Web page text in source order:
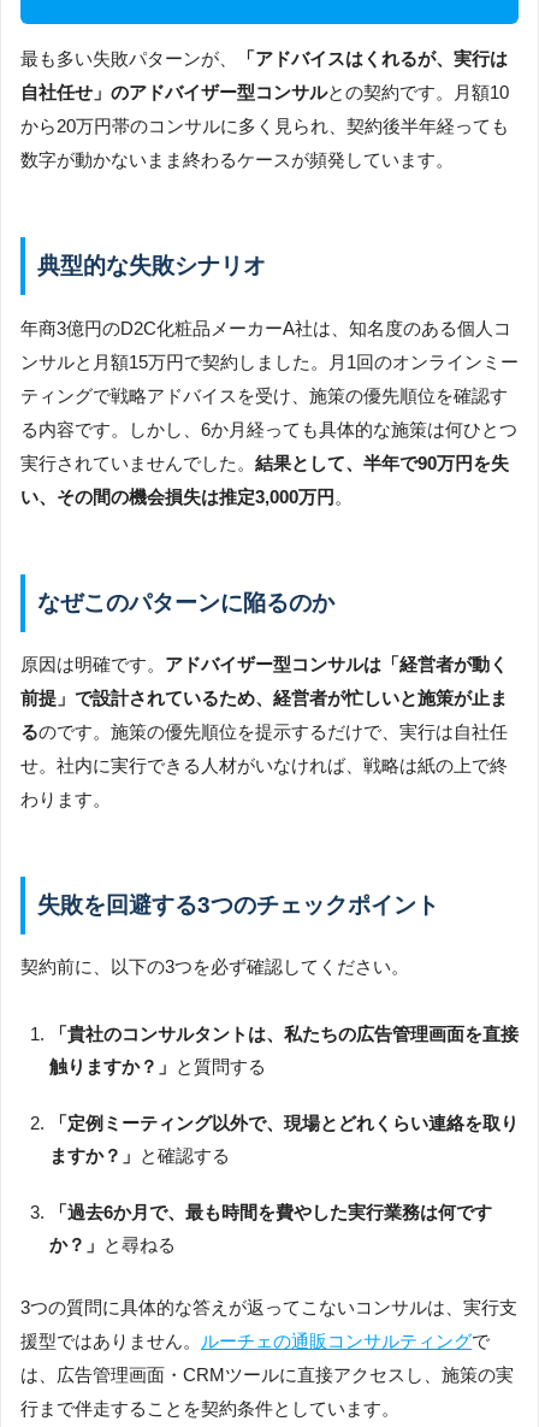
最も多い失敗パターンが、
「アドバイスはくれるが、実行は
自社任せ」のアドバイザー型コンサルとの契約です。月額10
から20万円帯のコンサルに多く見られ、契約後半年経っても
数字が動かないまま終わるケースが頻発しています。
典型的な失敗シナリオ
年商3億円のD2C化粧品メーカーA社は、知名度のある個人コ
ンサルと月額15万円で契約しました。月1回のオンラインミー
ティングで戦略アドバイスを受け、施策の優先順位を確認す
る内容です。しかし、6か月経っても具体的な施策は何ひとつ
実行されていませんでした。 結果として、半年で90万円を失
い、その間の機会損失は推定3,000万円 。
なぜこのパターンに陥るのか
原因は明確です。 アドバイザー型コンサルは「経営者が動く
前提」で設計されているため、経営者が忙しいと施策が止ま
るのです。施策の優先順位を提示するだけで、実行は自社任
せ。社内に実行できる人材がいなければ、戦略は紙の上で終
わります。
失敗を回避する3つのチェックポイント
契約前に、以下の3つを必ず確認してください。
「貴社のコンサルタントは、私たちの広告管理画面を直接
触りますか？」 と質問する
「定例ミーティング以外で、現場とどれくらい連絡を取り
ますか？」 と確認する
「過去6か月で、最も時間を費やした実行業務は何です
か？」 と尋ねる
3つの質問に具体的な答えが返ってこないコンサルは、実行支
援型ではありません。
ルーチェの通販コンサルティングで
は、広告管理画面・CRMツールに直接アクセスし、施策の実
行まで伴走することを契約条件としています。